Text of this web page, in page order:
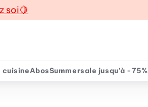
soi🍋
cuisineAbosSummersale jusqu'à -75%